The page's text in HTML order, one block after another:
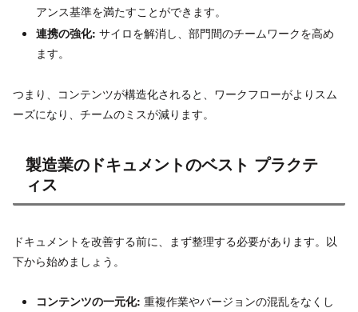
アンス基準を満たすことができます。
連携の強化: サイロを解消し、部門間のチームワークを高め
ます。
つまり、コンテンツが構造化されると、ワークフローがよりスム
ーズになり、チームのミスが減ります。
製造業のドキュメントのベスト プラクテ
ィス
ドキュメントを改善する前に、まず整理する必要があります。以
下から始めましょう。
コンテンツの一元化: 重複作業やバージョンの混乱をなくし